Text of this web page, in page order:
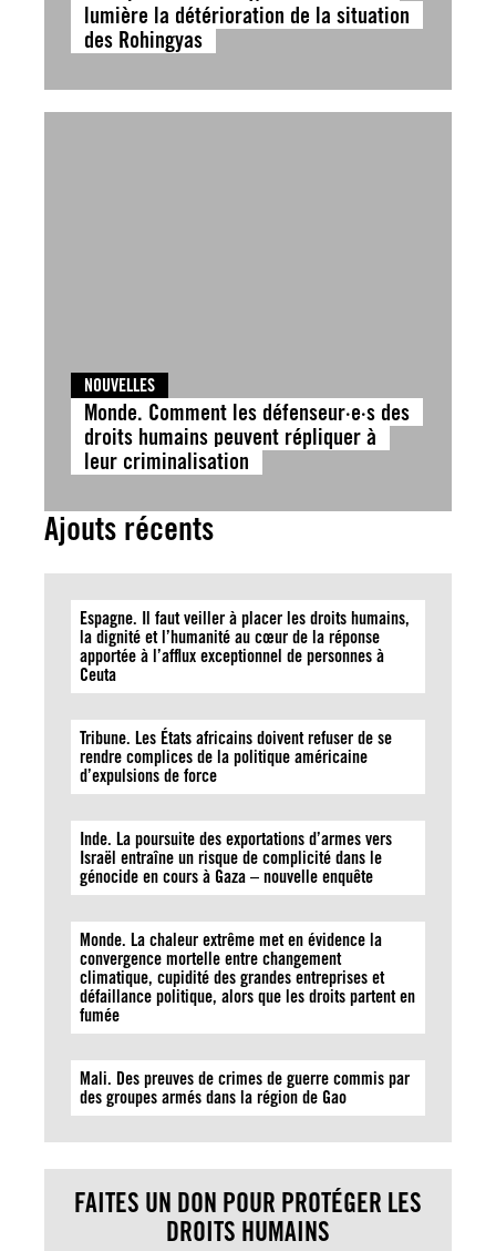
lumière la détérioration de la situation
des Rohingyas
NOUVELLES
Monde. Comment les défenseur·e·s des
droits humains peuvent répliquer à
leur criminalisation
Ajouts récents
Espagne. Il faut veiller à placer les droits humains,
la dignité et l’humanité au cœur de la réponse
apportée à l’afflux exceptionnel de personnes à
Ceuta
Tribune. Les États africains doivent refuser de se
rendre complices de la politique américaine
d’expulsions de force
Inde. La poursuite des exportations d’armes vers
Israël entraîne un risque de complicité dans le
génocide en cours à Gaza – nouvelle enquête
Monde. La chaleur extrême met en évidence la
convergence mortelle entre changement
climatique, cupidité des grandes entreprises et
défaillance politique, alors que les droits partent en
fumée
Mali. Des preuves de crimes de guerre commis par
des groupes armés dans la région de Gao
FAITES UN DON POUR PROTÉGER LES
DROITS HUMAINS